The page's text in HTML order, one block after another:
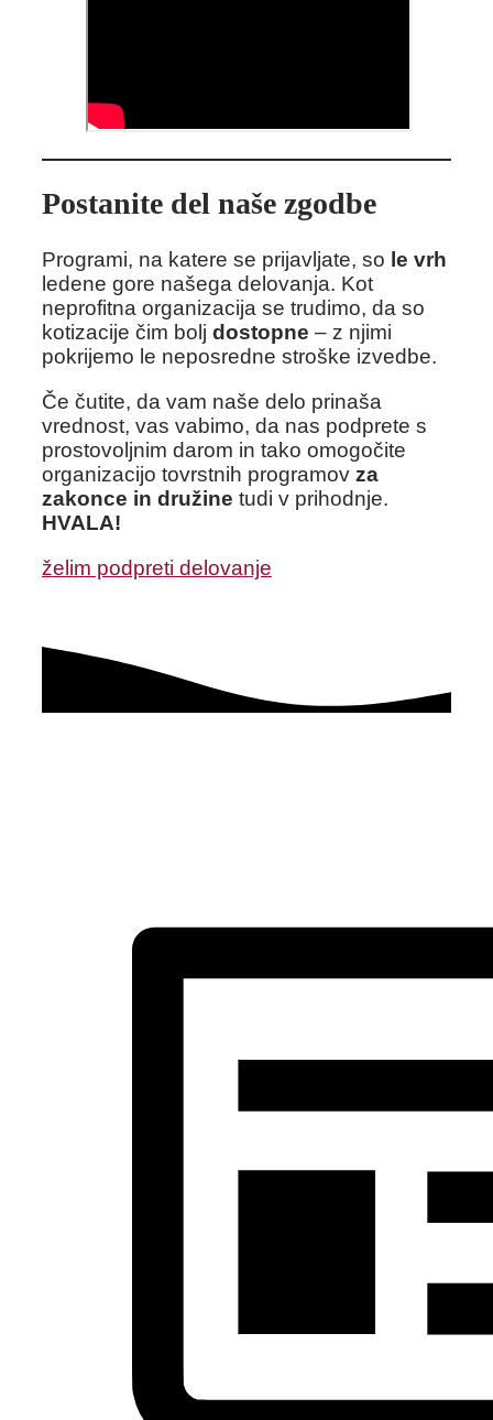
Postanite del naše zgodbe
Programi, na katere se prijavljate, so le vrh
ledene gore našega delovanja. Kot
neprofitna organizacija se trudimo, da so
kotizacije čim bolj dostopne – z njimi
pokrijemo le neposredne stroške izvedbe.
Če čutite, da vam naše delo prinaša
vrednost, vas vabimo, da nas podprete s
prostovoljnim darom in tako omogočite
organizacijo tovrstnih programov za
zakonce in družine tudi v prihodnje.
HVALA!
želim podpreti delovanje